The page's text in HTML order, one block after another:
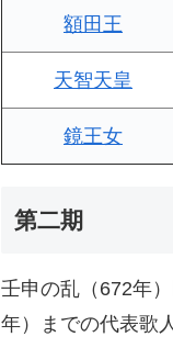
額田王
天智天皇
鏡王女
第二期
壬申の乱（672年
年）までの代表歌人